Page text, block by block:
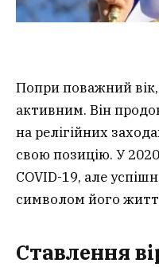
Попри поважний
активним. Він
на релігійних
свою позицію. У
COVID-19, але
символом його
Ставлення